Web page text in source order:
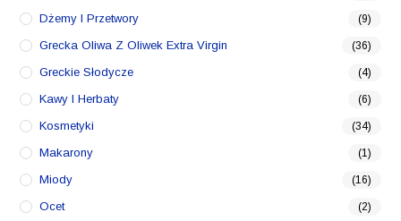
Dżemy I Przetwory (9)
Grecka Oliwa Z Oliwek Extra Virgin (36)
Greckie Słodycze (4)
Kawy I Herbaty (6)
Kosmetyki (34)
Makarony (1)
Miody (16)
Ocet (2)